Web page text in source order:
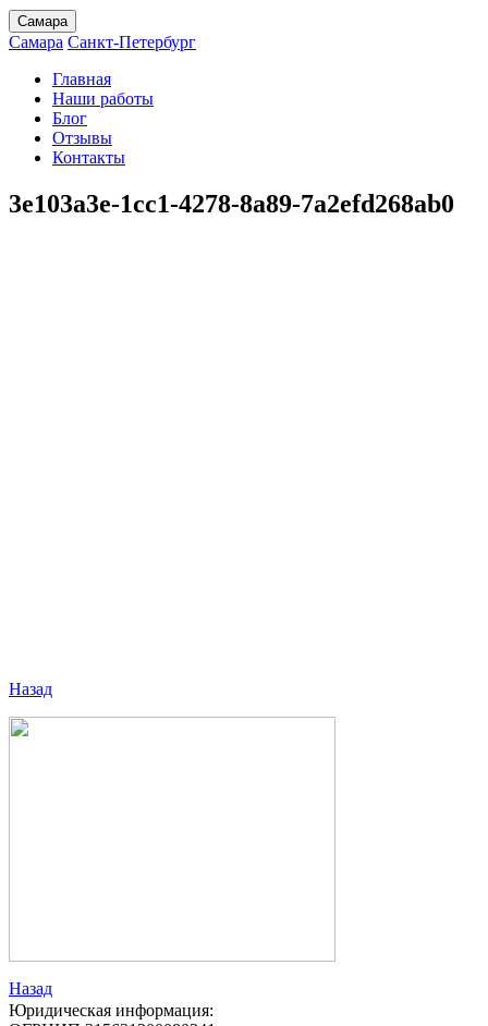
Самара
Самара Санкт-Петербург
Главная
Наши работы
Блог
Отзывы
Контакты
3e103a3e-1cc1-4278-8a89-7a2efd268ab0
Назад
Назад
Юридическая информация: